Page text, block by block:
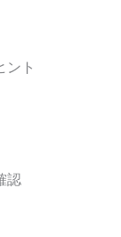
ント
認